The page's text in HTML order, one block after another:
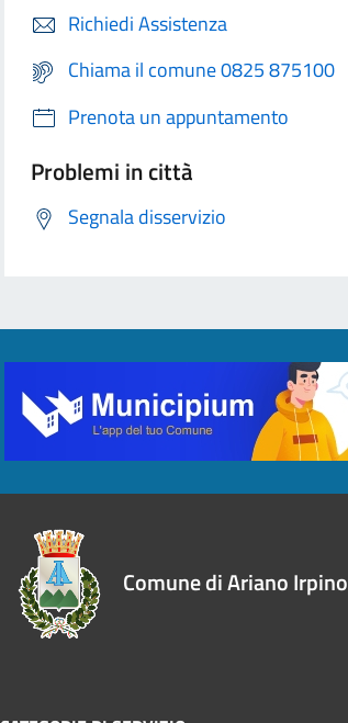
Richiedi Assistenza
Chiama il comune 0825 875100
Prenota un appuntamento
Problemi in città
Segnala disservizio
Comune di Ariano Irpino